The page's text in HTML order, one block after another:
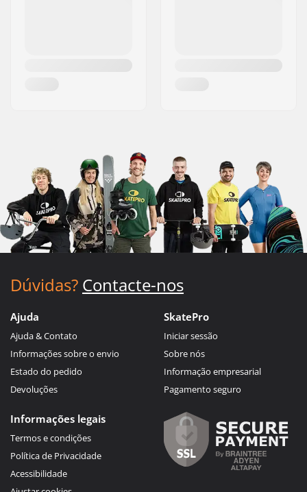
Dúvidas? Contacte-nos
Ajuda
Ajuda & Contato
Informações sobre o envio
Estado do pedido
Devoluções
SkatePro
Iniciar sessão
Sobre nós
Informação empresarial
Pagamento seguro
Informações legais
Termos e condições
Política de Privacidade
Acessibilidade